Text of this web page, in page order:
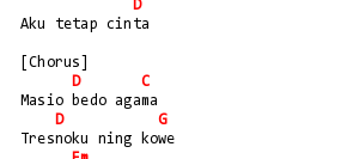
D
Aku tetap cinta
[Chorus]
D
C
Masio bedo agama
D
G
Tresnoku ning kowe